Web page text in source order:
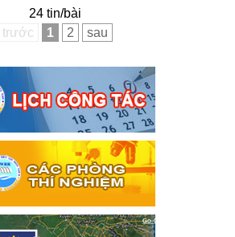
24 tin/bài
trước
1 2 sau